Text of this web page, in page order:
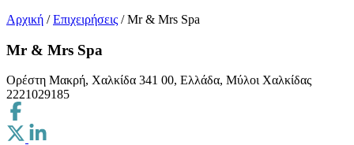
Αρχική / Επιχειρήσεις / Mr & Mrs Spa
Mr & Mrs Spa
Ορέστη Μακρή, Χαλκίδα 341 00, Ελλάδα, Μύλοι Χαλκίδας
2221029185